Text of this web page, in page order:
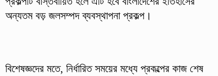
অন্যতম বড় জলসম্পদ ব্যবস্থাপনা প্রকল্প।
বিশেষজ্ঞদের মতে, নির্ধারিত সময়ের মধ্যে প্রকল্পের কাজ শেষ